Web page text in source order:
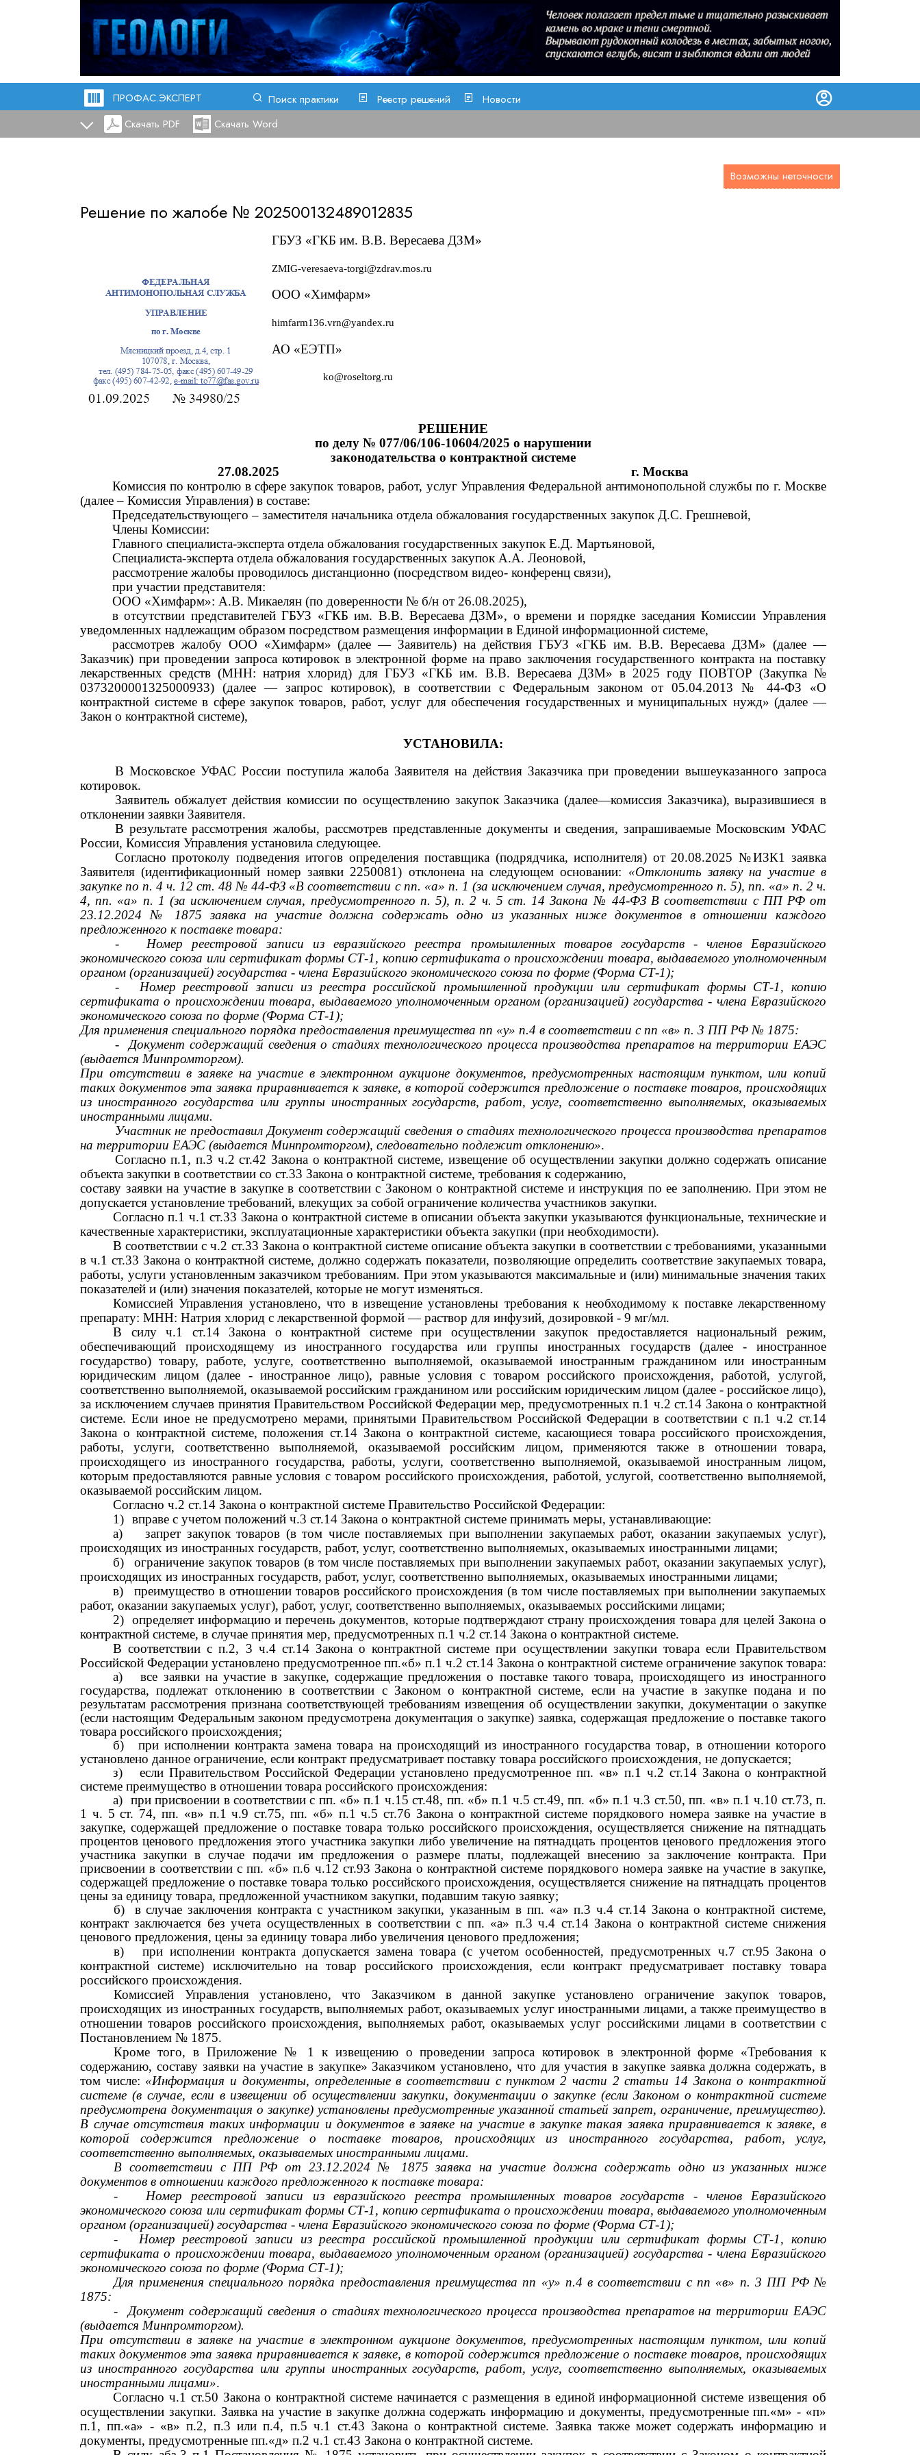
ПРОФАС.ЭКСПЕРТ Поиск практики Реестр решений
Новости
Скачать PDF
Скачать Word
Возможны неточности
Решение по жалобе № 202500132489012835
ГБУЗ «ГКБ им. В.В. Вересаева ДЗМ»
ZMIG-veresaeva-torgi@zdrav.mos.ru
ООО «Химфарм»
himfarm136.vrn@yandex.ru
АО «ЕЭТП»
ko@roseltorg.ru
РЕШЕНИЕ
по делу № 077/06/106-10604/2025 о нарушении
законодательства о контрактной системе
27.08.2025
г. Москва
Комиссия по контролю в сфере закупок товаров, работ, услуг Управления Федеральной антимонопольной службы по г. Москве
(далее– Комиссия Управления) в составе:
Председательствующего– заместителя начальника отдела обжалования государственных закупок Д.С. Грешневой,
Члены Комиссии:
Главного специалиста-эксперта отдела обжалования государственных закупок Е.Д. Мартьяновой,
Специалиста-эксперта отдела обжалования государственных закупок А.А. Леоновой,
рассмотрение жалобы проводилось дистанционно (посредством видео- конференц связи),
при участии представителя:
ООО «Химфарм»: А.В. Микаелян (по доверенности № б/н от 26.08.2025),
в отсутствии представителей ГБУЗ «ГКБ им. В.В. Вересаева ДЗМ», о времени и порядке заседания Комиссии Управления
уведомленных надлежащим образом посредством размещения информации в Единой информационной системе,
рассмотрев жалобу ООО «Химфарм» (далее— Заявитель) на действия ГБУЗ «ГКБ им. В.В. Вересаева ДЗМ» (далее—
Заказчик) при проведении запроса котировок в электронной форме на право заключения государственного контракта на поставку
лекарственных средств (МНН: натрия хлорид) для ГБУЗ «ГКБ им. В.В. Вересаева ДЗМ» в 2025 году ПОВТОР (Закупка№
0373200001325000933) (далее— запрос котировок), в соответствии с Федеральным законом от 05.04.2013 № 44-ФЗ «О
контрактной системе в сфере закупок товаров, работ, услуг для обеспечения государственных и муниципальных нужд» (далее—
Закон о контрактной системе),
УСТАНОВИЛА:
В Московское УФАС России поступила жалоба Заявителя на действия Заказчика при проведении вышеуказанного запроса
котировок.
Заявитель обжалует действия комиссии по осуществлению закупок Заказчика (далее—комиссия Заказчика), выразившиеся в
отклонении заявки Заявителя.
В результате рассмотрения жалобы, рассмотрев представленные документы и сведения, запрашиваемые Московским УФАС
России, Комиссия Управления установила следующее.
Согласно протоколу подведения итогов определения поставщика (подрядчика, исполнителя) от 20.08.2025 №ИЗК1 заявка
Заявителя (идентификационный номер заявки 2250081) отклонена на следующем основании: «Отклонить заявку на участие в
закупке по п.4ч. 12ст.48 №44-ФЗ «В соответствии с пп. «а» п. 1 (за исключением случая, предусмотренного п. 5), пп. «а» п.2ч.
4, пп. «а» п. 1 (за исключением случая, предусмотренного п. 5), п.2 ч. 5 ст. 14Закона № 44-ФЗ В соответствии с ПП РФ от
23.12.2024 № 1875заявка на участие должна содержать одно из указанных ниже документов в отношении каждого
предложенного к поставке товара:
-
Номер реестровой записи из евразийского реестра промышленных товаров государств - членов Евразийского
экономического союза или сертификат формы СТ-1, копию сертификата о происхождении товара, выдаваемого уполномоченным
органом (организацией) государства - члена Евразийского экономического союза по форме (Форма СТ-1);
-
Номер реестровой записи из реестра российской промышленной продукции или сертификат формы СТ-1, копию
сертификата о происхождении товара, выдаваемого уполномоченным органом (организацией) государства- члена Евразийского
экономического союза по форме (Форма СТ-1);
Для применения специального порядка предоставления преимущества пп «у» п.4 в соответствии с пп «в» п. 3 ПП РФ № 1875:
-
Документ содержащий сведения о стадиях технологического процесса производства препаратов на территории ЕАЭС
(выдается Минпромторгом).
При отсутствии в заявке на участие в электронном аукционе документов, предусмотренных настоящим пунктом, или копий
таких документов эта заявка приравнивается к заявке, в которой содержится предложение о поставке товаров, происходящих
из иностранного государства или группы иностранных государств, работ, услуг, соответственно выполняемых, оказываемых
иностранными лицами.
Участник не предоставил Документ содержащий сведения о стадиях технологического процесса производства препаратов
на территории ЕАЭС (выдается Минпромторгом), следовательно подлежит отклонению».
Согласно п.1, п.3 ч.2 ст.42 Закона о контрактной системе, извещение об осуществлении закупки должно содержать описание
объекта закупки в соответствии со ст.33 Закона о контрактной системе, требования к содержанию,
составу заявки на участие в закупке в соответствии с Законом о контрактной системе и инструкция по ее заполнению. При этом не
допускается установление требований, влекущих за собой ограничение количества участников закупки.
Согласно п.1 ч.1 ст.33 Закона о контрактной системе в описании объекта закупки указываются функциональные, технические и
качественные характеристики, эксплуатационные характеристики объекта закупки (при необходимости).
В соответствии с ч.2 ст.33 Закона о контрактной системе описание объекта закупки в соответствии с требованиями, указанными
в ч.1 ст.33 Закона о контрактной системе, должно содержать показатели, позволяющие определить соответствие закупаемых товара,
работы, услуги установленным заказчиком требованиям. При этом указываются максимальные и (или) минимальные значения таких
показателей и (или) значения показателей, которые не могут изменяться.
Комиссией Управления установлено, что в извещение установлены требования к необходимому к поставке лекарственному
препарату: МНН: Натрия хлорид с лекарственной формой—раствор для инфузий, дозировкой - 9 мг/мл.
В силу ч.1 ст.14 Закона о контрактной системе при осуществлении закупок предоставляется национальный режим,
обеспечивающий происходящему из иностранного государства или группы иностранных государств (далее-иностранное
государство) товару, работе, услуге, соответственно выполняемой, оказываемой иностранным гражданином или иностранным
юридическим лицом (далее -иностранное лицо), равные условия с товаром российского происхождения, работой, услугой,
соответственно выполняемой, оказываемой российским гражданином или российским юридическим лицом (далее - российское лицо),
за исключением случаев принятия Правительством Российской Федерации мер, предусмотренных п.1 ч.2 ст.14 Закона о контрактной
системе. Если иное не предусмотрено мерами, принятыми Правительством Российской Федерации в соответствии с п.1 ч.2 ст.14
Закона о контрактной системе, положения ст.14 Закона о контрактной системе, касающиеся товара российского происхождения,
работы, услуги, соответственно выполняемой, оказываемой российским лицом, применяются также в отношении товара,
происходящего из иностранного государства, работы, услуги, соответственно выполняемой, оказываемой иностранным лицом,
которым предоставляются равные условия с товаром российского происхождения, работой, услугой, соответственно выполняемой,
оказываемой российским лицом.
Согласно ч.2 ст.14 Закона о контрактной системе Правительство Российской Федерации:
1) вправе с учетом положений ч.3 ст.14 Закона о контрактной системе принимать меры, устанавливающие:
а)
запрет закупок товаров (в том числе поставляемых при выполнении закупаемых работ, оказании закупаемых услуг),
происходящих из иностранных государств, работ, услуг, соответственно выполняемых, оказываемых иностранными лицами;
б)
ограничение закупок товаров (в том числе поставляемых при выполнении закупаемых работ, оказании закупаемых услуг),
происходящих из иностранных государств, работ, услуг, соответственно выполняемых, оказываемых иностранными лицами;
в)
преимущество в отношении товаров российского происхождения (в том числе поставляемых при выполнении закупаемых
работ, оказании закупаемых услуг), работ, услуг, соответственно выполняемых, оказываемых российскими лицами;
2) определяет информацию и перечень документов, которые подтверждают страну происхождения товара для целей Закона о
контрактной системе, в случае принятия мер, предусмотренных п.1 ч.2 ст.14 Закона о контрактной системе.
В соответствии с п.2, 3 ч.4 ст.14 Закона о контрактной системе при осуществлении закупки товара если Правительством
Российской Федерации установлено предусмотренное пп.«б» п.1 ч.2 ст.14 Закона о контрактной системе ограничение закупок товара:
а)
все заявки на участие в закупке, содержащие предложения о поставке такого товара, происходящего из иностранного
государства, подлежат отклонению в соответствии с Законом о контрактной системе, если на участие в закупке подана и по
результатам рассмотрения признана соответствующей требованиям извещения об осуществлении закупки, документации о закупке
(если настоящим Федеральным законом предусмотрена документация о закупке) заявка, содержащая предложение о поставке такого
товара российского происхождения;
б)
при исполнении контракта замена товара на происходящий из иностранного государства товар, в отношении которого
установлено данное ограничение, если контракт предусматривает поставку товара российского происхождения, не допускается;
з)
если Правительством Российской Федерации установлено предусмотренное пп. «в» п.1 ч.2 ст.14 Закона о контрактной
системе преимущество в отношении товара российского происхождения:
а) при присвоении в соответствии с пп. «б» п.1 ч.15 ст.48, пп. «б» п.1 ч.5 ст.49, пп. «б» п.1 ч.3 ст.50, пп. «в» п.1 ч.10 ст.73, п.
1 ч. 5ст. 74, пп. «в» п.1 ч.9 ст.75, пп. «б» п.1 ч.5 ст.76 Закона о контрактной системе порядкового номера заявке на участие в
закупке, содержащей предложение о поставке товара только российского происхождения, осуществляется снижение на пятнадцать
процентов ценового предложения этого участника закупки либо увеличение на пятнадцать процентов ценового предложения этого
участника закупки в случае подачи им предложения о размере платы, подлежащей внесению за заключение контракта. При
присвоении в соответствии с пп. «б» п.6 ч.12 ст.93 Закона о контрактной системе порядкового номера заявке на участие в закупке,
содержащей предложение о поставке товара только российского происхождения, осуществляется снижение на пятнадцать процентов
цены за единицу товара, предложенной участником закупки, подавшим такую заявку;
б)
в случае заключения контракта с участником закупки, указанным в пп. «а» п.3 ч.4 ст.14 Закона о контрактной системе,
контракт заключается без учета осуществленных в соответствии с пп. «а» п.3 ч.4 ст.14 Закона о контрактной системе снижения
ценового предложения, цены за единицу товара либо увеличения ценового предложения;
в)
при исполнении контракта допускается замена товара (с учетом особенностей, предусмотренных ч.7 ст.95 Закона о
контрактной системе) исключительно на товар российского происхождения, если контракт предусматривает поставку товара
российского происхождения.
Комиссией Управления установлено, что Заказчиком в данной закупке установлено ограничение закупок товаров,
происходящих из иностранных государств, выполняемых работ, оказываемых услуг иностранными лицами, а также преимущество в
отношении товаров российского происхождения, выполняемых работ, оказываемых услуг российскими лицами в соответствии с
Постановлением № 1875.
Кроме того, в Приложение № 1 к извещению о проведении запроса котировок в электронной форме «Требования к
содержанию, составу заявки на участие в закупке» Заказчиком установлено, что для участия в закупке заявка должна содержать, в
том числе: «Информация и документы, определенные в соответствии с пунктом2 части 2статьи 14 Закона о контрактной
системе (в случае, если в извещении об осуществлении закупки, документации о закупке (если Законом о контрактной системе
предусмотрена документация о закупке) установлены предусмотренные указанной статьей запрет, ограничение, преимущество).
В случае отсутствия таких информации и документов в заявке на участие в закупке такая заявка приравнивается к заявке, в
которой содержится предложение о поставке товаров, происходящих из иностранного государства, работ, услуг,
соответственно выполняемых, оказываемых иностранными лицами.
В соответствии с ПП РФ от 23.12.2024 № 1875заявка на участие должна содержать одно из указанных ниже
документов в отношении каждого предложенного к поставке товара:
-
Номер реестровой записи из евразийского реестра промышленных товаров государств - членов Евразийского
экономического союза или сертификат формы СТ-1, копию сертификата о происхождении товара, выдаваемого уполномоченным
органом (организацией) государства - члена Евразийского экономического союза по форме (Форма СТ-1);
-
Номер реестровой записи из реестра российской промышленной продукции или сертификат формы СТ-1, копию
сертификата о происхождении товара, выдаваемого уполномоченным органом (организацией) государства- члена Евразийского
экономического союза по форме (Форма СТ-1);
Для применения специального порядка предоставления преимущества пп «у» п.4 в соответствии с пп «в» п.3 ПП РФ №
1875:
-
Документ содержащий сведения о стадиях технологического процесса производства препаратов на территории ЕАЭС
(выдается Минпромторгом).
При отсутствии в заявке на участие в электронном аукционе документов, предусмотренных настоящим пунктом, или копий
таких документов эта заявка приравнивается к заявке, в которой содержится предложение о поставке товаров, происходящих
из иностранного государства или группы иностранных государств, работ, услуг, соответственно выполняемых, оказываемых
иностранными лицами».
Согласно ч.1 ст.50 Закона о контрактной системе начинается с размещения в единой информационной системе извещения об
осуществлении закупки. Заявка на участие в закупке должна содержать информацию и документы, предусмотренные пп.«м»- «п»
п.1, пп.«а» - «в» п.2, п.3 или п.4, п.5 ч.1 ст.43 Закона о контрактной системе. Заявка также может содержать информацию и
документы, предусмотренные пп.«д» п.2 ч.1 ст.43 Закона о контрактной системе.